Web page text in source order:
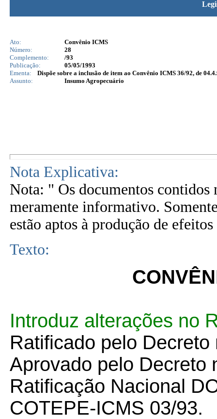
Ato:
Convênio ICMS
Número:
28
Complemento:
/93
Publicação:
05/05/1993
Ementa:
Dispõe sobre a inclusão de item ao Convênio ICMS 36/92, de
Assunto:
Insumo Agropecuário
Nota Explicativa:
Nota: " Os documentos contidos
meramente informativo.
estão aptos à produção de
Texto:
Introduz alterações no
Ratificado pelo Decreto
Aprovado pelo Decreto
Ratificação Nacional
COTEPE-ICMS 03/93.